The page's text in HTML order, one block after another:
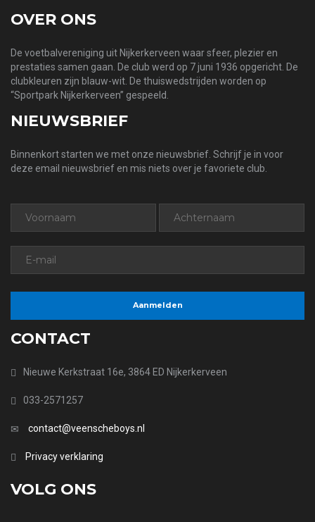
OVER ONS
De voetbalvereniging uit Nijkerkerveen waar sfeer, plezier en
prestaties samen gaan. De club werd op 7 juni 1936 opgericht. De
clubkleuren zijn blauw-wit. De thuiswedstrijden worden op
“Sportpark Nijkerkerveen” gespeeld.
NIEUWSBRIEF
Binnenkort starten we met onze nieuwsbrief. Schrijf je in voor
deze email nieuwsbrief en mis niets over je favoriete club.
CONTACT
Nieuwe Kerkstraat 16e, 3864 ED Nijkerkerveen
033-2571257
contact@veenscheboys.nl
Privacy verklaring
VOLG ONS